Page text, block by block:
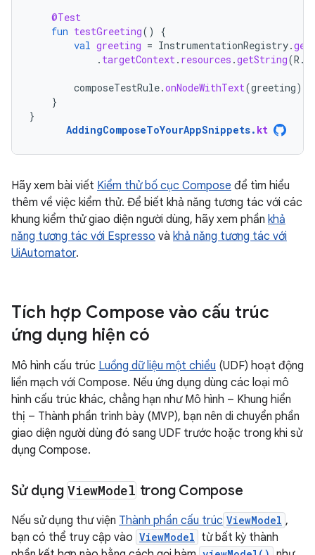
@Test
fun testGreeting()
{
val greeting = InstrumentationRegistry.
. targetContext. resources .getString(R .
composeTestRule.onNodeWithText(greeting).
}
}
AddingComposeToYourAppSnippets. kt
Hãy xem bài viết Kiểm thử bố cục Compose để tìm hiểu
thêm về việc kiểm thử. Để biết khả năng tương tác với các
khung kiểm thử giao diện người dùng, hãy xem phần khả
năng tương tác với Espresso và khả năng tương tác với
UiAutomator.
Tích hợp Compose vào cấu trúc
ứng dụng hiện có
Mô hình cấu trúc Luồng dữ liệu một chiều (UDF) hoạt động
liền mạch với Compose. Nếu ứng dụng dùng các loại mô
hình cấu trúc khác, chẳng hạn như Mô hình – Khung hiển
thị – Thành phần trình bày (MVP), bạn nên di chuyển phần
giao diện người dùng đó sang UDF trước hoặc trong khi sử
dụng Compose.
Sử dụng ViewModel trong Compose
Nếu sử dụng thư viện Thành phần cấu trúc ViewModel ,
bạn có thể truy cập vào ViewModel từ bất kỳ thành